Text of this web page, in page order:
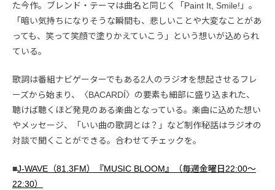
た今作。ブレンド・テーマは曲名と同じく「Paint It, Smile!」。
「暗い気持ちになりそうな瞬間も、悲しいことや大変なことがあ
っても、笑って笑顔で塗りかえていこう」という想いが込められ
ている。
歌詞は番組ナビゲーターでもある2人のラジオを想起させるフレ
ーズから始まり、〈BACARDÍ〉の要素も細部に盛り込まれた、
聴けば聴くほど発見のある楽曲となっている。楽曲に込めた想い
やメッセージ、「いい曲の歌詞とは？」など制作秘話はラジオの
対談で聞くことができる。合わせてチェックを。
■J-WAVE（81.3FM）『MUSIC BLOOM』（毎週金曜日22:00〜
22:30）